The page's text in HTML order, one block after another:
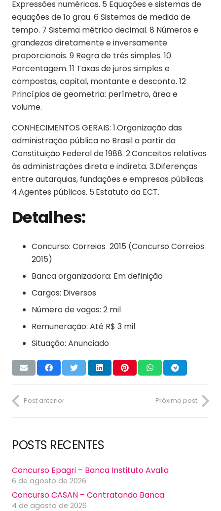
Expressões numéricas. 5 Equações e sistemas de
equações de 1o grau. 6 Sistemas de medida de
tempo. 7 Sistema métrico decimal. 8 Números e
grandezas diretamente e inversamente
proporcionais. 9 Regra de três simples. 10
Porcentagem. 11 Taxas de juros simples e
compostas, capital, montante e desconto. 12
Princípios de geometria: perímetro, área e
volume.
CONHECIMENTOS GERAIS: 1.Organização das
administração pública no Brasil a partir da
Constituição Federal de 1988. 2.Conceitos relativos
às administrações direta e indireta. 3.Diferenças
entre autarquias, fundações e empresas públicas.
4.Agentes públicos. 5.Estatuto da ECT.
Detalhes:
Concurso: Correios 2015 (Concurso Correios
2015)
Banca organizadora: Em definição
Cargos: Diversos
Número de vagas: 2 mil
Remuneração: Até R$ 3 mil
Situação: Anunciado
Post anterior Próximo post
POSTS RECENTES
Concurso Epagri – Banca Instituto Avalia
6 de agosto de 2026
Concurso CASAN – Contratando Banca
4 de agosto de 2026